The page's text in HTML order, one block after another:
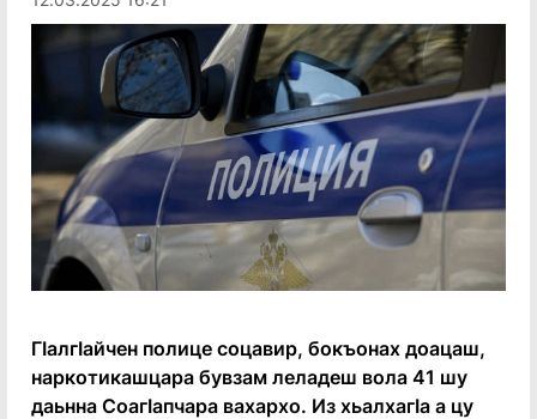
ГӏалгӀайчен полице соцавир, бокъонах доацаш,
наркотикашцара бувзам леладеш вола 41 шу
даьнна СоагӀапчара вахархо. Из хьалхагӀа а цу